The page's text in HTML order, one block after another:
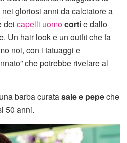
gloriosi anni da calciatore a
dei capelli uomocortie dallo
Un hair look e un outfit che fa
noi, con i tatuaggi e
che potrebbe rivelare al
barba curatasale e pepeche
50 anni.